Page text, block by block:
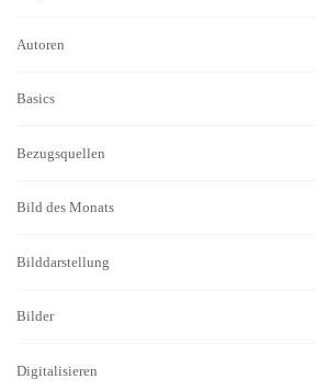
Autoren
Basics
Bezugsquellen
Bild des Monats
Bilddarstellung
Bilder
Digitalisieren